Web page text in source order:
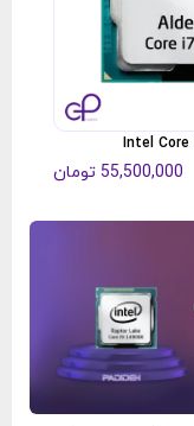
55,500,000 تومان